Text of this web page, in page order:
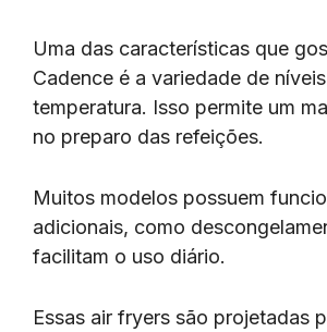
Uma das características que
Cadence é a variedade de
temperatura. Isso permite um
no preparo das refeições.
Muitos modelos possuem
adicionais, como
facilitam o uso diário.
Essas air fryers são projetadas